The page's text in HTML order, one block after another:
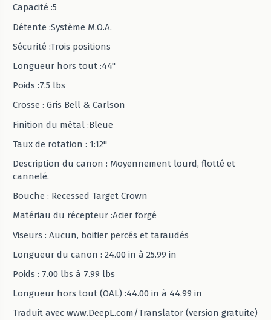
Capacité :5
Détente :Système M.O.A.
Sécurité :Trois positions
Longueur hors tout :44"
Poids :7.5 lbs
Crosse : Gris Bell & Carlson
Finition du métal :Bleue
Taux de rotation : 1:12"
Description du canon : Moyennement lourd, flotté et
cannelé.
Bouche : Recessed Target Crown
Matériau du récepteur :Acier forgé
Viseurs : Aucun, boitier percés et taraudés
Longueur du canon : 24.00 in à 25.99 in
Poids : 7.00 lbs à 7.99 lbs
Longueur hors tout (OAL) :44.00 in à 44.99 in
Traduit avec www.DeepL.com/Translator (version gratuite)